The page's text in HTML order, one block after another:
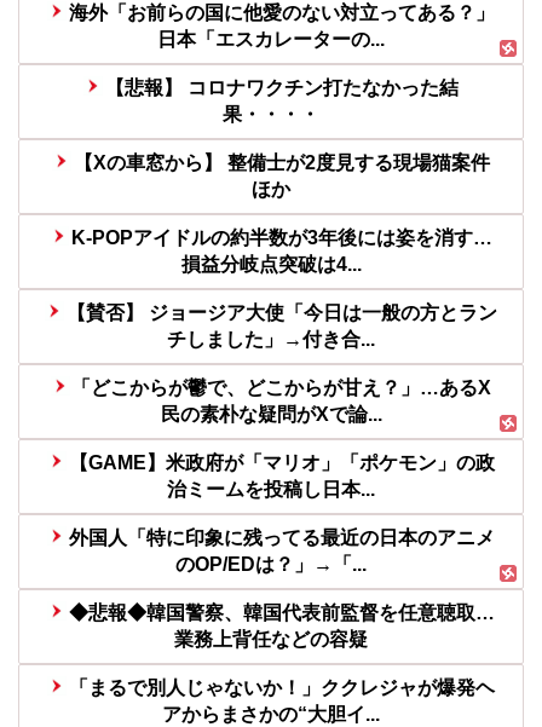
海外「お前らの国に他愛のない対立ってある？」
日本「エスカレーターの...
【悲報】 コロナワクチン打たなかった結
果・・・・
【Xの車窓から】 整備士が2度見する現場猫案件
ほか
K-POPアイドルの約半数が3年後には姿を消す…
損益分岐点突破は4...
【賛否】 ジョージア大使「今日は一般の方とラン
チしました」→付き合...
「どこからが鬱で、どこからが甘え？」…あるX
民の素朴な疑問がXで論...
【GAME】米政府が「マリオ」「ポケモン」の政
治ミームを投稿し日本...
外国人「特に印象に残ってる最近の日本のアニメ
のOP/EDは？」→「...
◆悲報◆韓国警察、韓国代表前監督を任意聴取…
業務上背任などの容疑
「まるで別人じゃないか！」ククレジャが爆発ヘ
アからまさかの“大胆イ...